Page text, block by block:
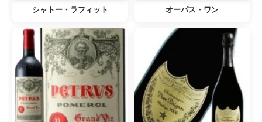
シャトー・ラフィット オーパス・ワン